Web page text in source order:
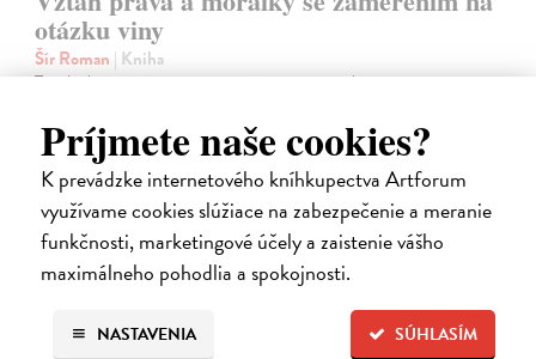
Príjmete naše cookies?
K prevádzke internetového kníhkupectva Artforum
využívame cookies slúžiace na zabezpečenie a meranie
funkčnosti, marketingové účely a zaistenie vášho
maximálneho pohodlia a spokojnosti.
SÚHLASÍM
NASTAVENIA
otázku viny
Šír Roman | Kniha
Tato kniha se snaží zmapovat možnosti vzájemného provázání práva a
vychází ze současných dominantních směrů normativní etiky.
Zasielame do 14 dní
16,00 €